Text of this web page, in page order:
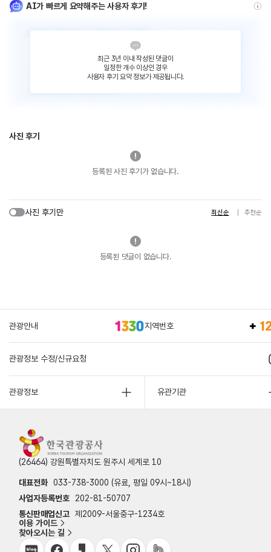
AI가 빠르게 요약해주는 사용자 후기!
최근 3년 이내 작성된 댓글이
일정한 개수 이상인 경우
사용자 후기 요약 정보가 제공됩니다.
사진 후기
등록된 사진 후기가 없습니다.
사진 후기만 최신순 추천순
등록된 댓글이 없습니다.
관광안내 지역번호
관광정보 수정/신규요청
관광정보 유관기관
(26464) 강원특별자치도 원주시 세계로 10
대표전화 033-738-3000 (유료, 평일 09시~18시)
사업자등록번호
202-81-50707
통신판매업신고 제2009-서울중구-1234호
이용 가이드
찾아오시는 길